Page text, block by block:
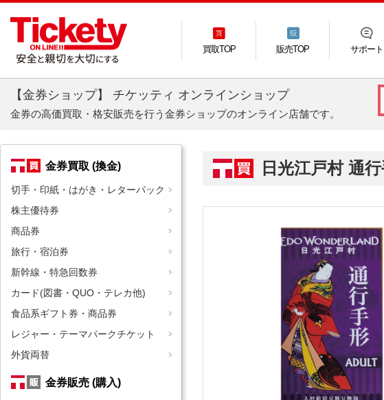
買取TOP 販売TOP サポート
【金券ショップ】 チケッティ オンラインショップ
金券の高価買取・格安販売を行う金券ショップのオンライン店舗です。
金券買取 (換金)
切手・印紙・はがき・レターパック
株主優待券
商品券
旅行・宿泊券
新幹線・特急回数券
カード(図書・QUO・テレカ他)
食品系ギフト券・商品券
レジャー・テーマパークチケット
外貨両替
金券販売 (購入)
日光江戸村 通